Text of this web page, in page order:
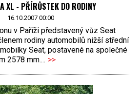
XL - PŘÍRŮSTEK DO RODINY
16.10.2007 00:00
v Paříži představený vůz Seat
rodiny automobilů nižší střední
Seat, postavené na společné
2578 mm.... >>